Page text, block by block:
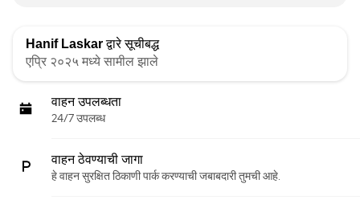
Hanif Laskarद्वारे सूचीबद्ध
एप्रि २०२५ मध्ये सामील झाले
वाहन उपलब्धता
24/7 उपलब्ध
वाहन ठेवण्याची जागा
हे वाहन सुरक्षित ठिकाणी पार्क करण्याची जबाबदारी तुमची आहे.